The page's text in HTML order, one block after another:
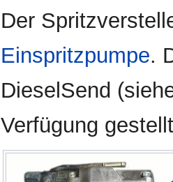
Der
Einspritzpumpe.
DieselSend
Verfügung